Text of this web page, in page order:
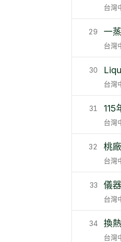
台灣
29 一
台灣
30
台灣
31 115
台灣
32 桃
台灣
33 儀
台灣
34 換
台灣